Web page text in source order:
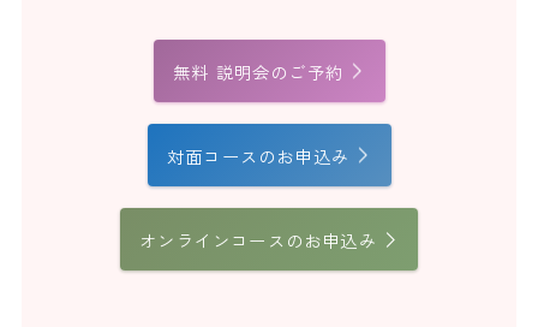
無料 説明会のご予約
対面コースのお申込み
オンラインコースのお申込み